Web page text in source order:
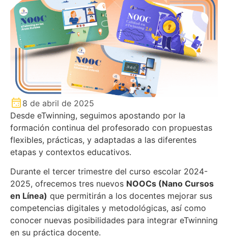
8 de abril de 2025
Desde eTwinning, seguimos apostando por la
formación continua del profesorado con propuestas
flexibles, prácticas, y adaptadas a las diferentes
etapas y contextos educativos.
Durante el tercer trimestre del curso escolar 2024-
2025, ofrecemos tres nuevos NOOCs (Nano Cursos
en Línea) que permitirán a los docentes mejorar sus
competencias digitales y metodológicas, así como
conocer nuevas posibilidades para integrar eTwinning
en su práctica docente.